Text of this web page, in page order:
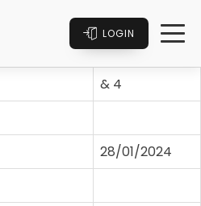
LOGIN
& 4
28/01/2024